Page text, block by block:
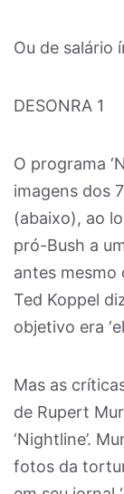
Ou de salário
DESONRA 1
O programa
imagens dos
(abaixo), ao
pró-Bush a
antes mesmo
Ted Koppel
objetivo era
Mas as
de Rupert
‘Nightline’.
fotos da